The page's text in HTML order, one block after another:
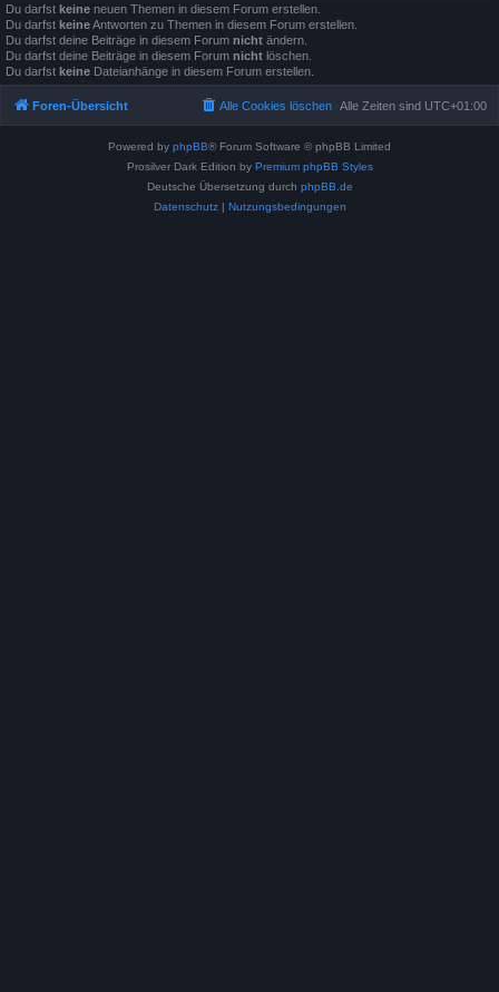
Du darfst keine neuen Themen in diesem Forum erstellen.
Du darfst keineAntworten zu Themen in diesem Forum erstellen.
Du darfst deine Beiträge in diesem Forum nicht ändern.
Du darfst deine Beiträge in diesem Forum nicht löschen.
Du darfst keine Dateianhänge in diesem Forum erstellen.
Foren-Übersicht Alle Zeiten sind UTC+01:00
Alle Cookies löschen
Powered by phpBB® Forum Software © phpBB Limited
Prosilver Dark Edition by Premium phpBB Styles
Deutsche Übersetzung durch phpBB.de
Datenschutz| Nutzungsbedingungen